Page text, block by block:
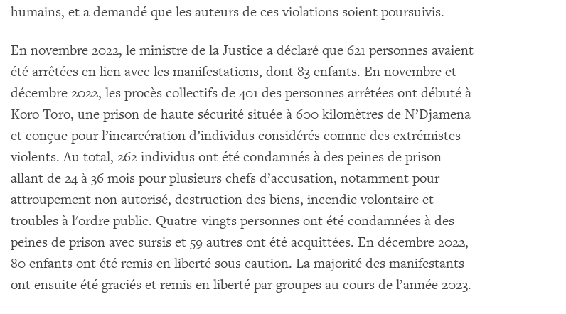
humains, et a demandé que les auteurs de ces violations soient poursuivis.
En novembre 2022, le ministre de la Justice a déclaré que 621 personnes avaient
été arrêtées en lien avec les manifestations, dont 83 enfants. En novembre et
décembre 2022, les procès collectifs de 401 des personnes arrêtées ont débuté à
Koro Toro, une prison de haute sécurité située à 600 kilomètres de N’Djamena
et conçue pour l’incarcération d’individus considérés comme des extrémistes
violents. Au total, 262 individus ont été condamnés à des peines de prison
allant de 24 à 36 mois pour plusieurs chefs d’accusation, notamment pour
attroupement non autorisé, destruction des biens, incendie volontaire et
troubles à l'ordre public. Quatre-vingts personnes ont été condamnées à des
peines de prison avec sursis et 59 autres ont été acquittées. En décembre 2022,
80 enfants ont été remis en liberté sous caution. La majorité des manifestants
ont ensuite été graciés et remis en liberté par groupes au cours de l’année 2023.